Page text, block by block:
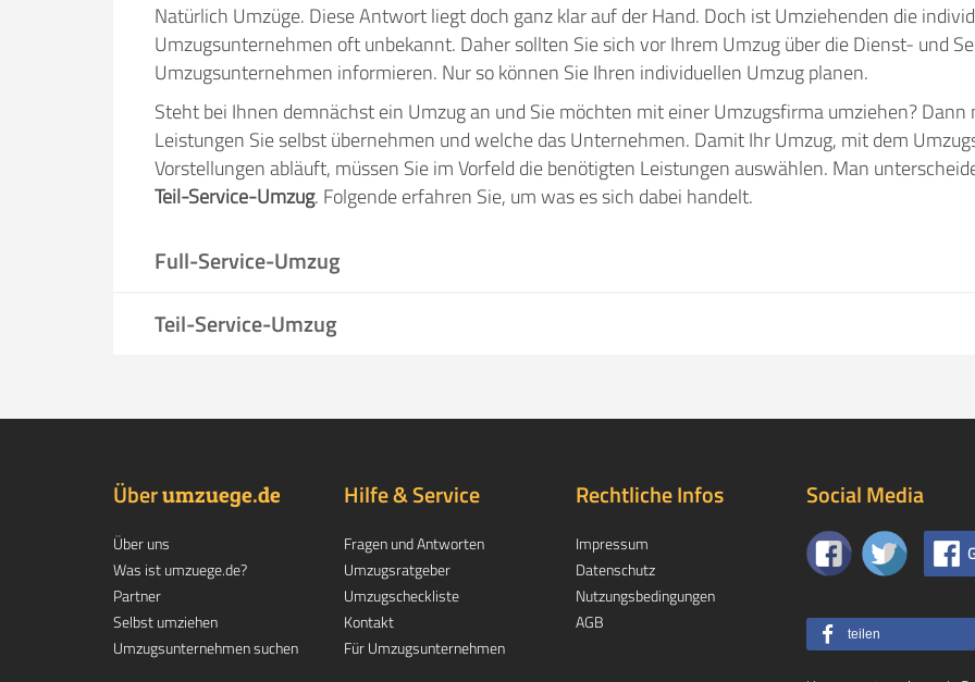
Natürlich Umzüge. Diese Antwort liegt doch ganz klar auf der Hand. Doch ist Umziehenden die
Umzugsunternehmen oft unbekannt. Daher sollten Sie sich vor Ihrem Umzug über die Dienst- und
Umzugsunternehmen informieren. Nur so können Sie Ihren individuellen Umzug planen.
Steht bei Ihnen demnächst ein Umzug an und Sie möchten mit einer Umzugsfirma umziehen?
Leistungen Sie selbst übernehmen und welche das Unternehmen. Damit Ihr Umzug, mit dem
Vorstellungen abläuft, müssen Sie im Vorfeld die benötigten Leistungen auswählen. Man
Teil-Service-Umzug. Folgende erfahren Sie, um was es sich dabei handelt.
Full-Service-Umzug
Teil-Service-Umzug
Überumzuege.de
Über uns
Was ist umzuege.de?
Partner
Selbst umziehen
Umzugsunternehmen suchen
Hilfe & Service
Fragen und Antworten
Umzugsratgeber
Umzugscheckliste
Kontakt
Für Umzugsunternehmen
Rechtliche Infos
Impressum
Datenschutz
Nutzungsbedingungen
AGB
Social Media
teilen